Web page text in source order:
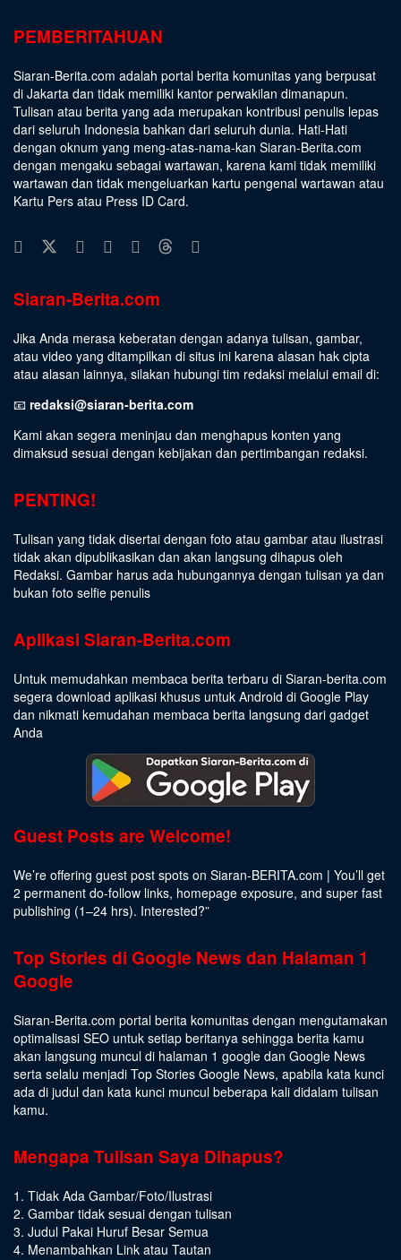
PEMBERITAHUAN
Siaran-Berita.com adalah portal berita komunitas yang berpusat
di Jakarta dan tidak memiliki kantor perwakilan dimanapun.
Tulisan atau berita yang ada merupakan kontribusi penulis lepas
dari seluruh Indonesia bahkan dari seluruh dunia. Hati-Hati
dengan oknum yang meng-atas-nama-kan Siaran-Berita.com
dengan mengaku sebagai wartawan, karena kami tidak memiliki
wartawan dan tidak mengeluarkan kartu pengenal wartawan atau
Kartu Pers atau Press ID Card.
Siaran-Berita.com
Jika Anda merasa keberatan dengan adanya tulisan, gambar,
atau video yang ditampilkan di situs ini karena alasan hak cipta
atau alasan lainnya, silakan hubungi tim redaksi melalui email di:
📧 redaksi@siaran-berita.com
Kami akan segera meninjau dan menghapus konten yang
dimaksud sesuai dengan kebijakan dan pertimbangan redaksi.
PENTING!
Tulisan yang tidak disertai dengan foto atau gambar atau ilustrasi
tidak akan dipublikasikan dan akan langsung dihapus oleh
Redaksi. Gambar harus ada hubungannya dengan tulisan ya dan
bukan foto selfie penulis
Aplikasi Siaran-Berita.com
Untuk memudahkan membaca berita terbaru di Siaran-berita.com
segera download aplikasi khusus untuk Android di Google Play
dan nikmati kemudahan membaca berita langsung dari gadget
Anda
Guest Posts are Welcome!
We’re offering guest post spots on Siaran-BERITA.com | You’ll get
2 permanent do-follow links, homepage exposure, and super fast
publishing (1–24 hrs). Interested?”
Top Stories di Google News dan Halaman 1
Google
Siaran-Berita.com portal berita komunitas dengan mengutamakan
optimalisasi SEO untuk setiap beritanya sehingga berita kamu
akan langsung muncul di halaman 1 google dan Google News
serta selalu menjadi Top Stories Google News, apabila kata kunci
ada di judul dan kata kunci muncul beberapa kali didalam tulisan
kamu.
Mengapa Tulisan Saya Dihapus?
1. Tidak Ada Gambar/Foto/Ilustrasi
2. Gambar tidak sesuai dengan tulisan
3. Judul Pakai Huruf Besar Semua
4. Menambahkan Link atau Tautan